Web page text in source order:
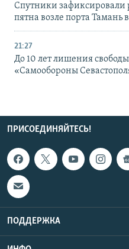
Спутники зафиксировали
пятна возле порта Тамань
21:27
До 10 лет лишения
«Самообороны
ПРИСОЕДИНЯЙТЕСЬ!
ПОДДЕРЖКА